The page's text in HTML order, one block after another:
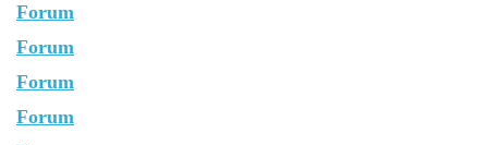
Forum
Forum
Forum
Forum